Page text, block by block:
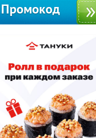
Промокод